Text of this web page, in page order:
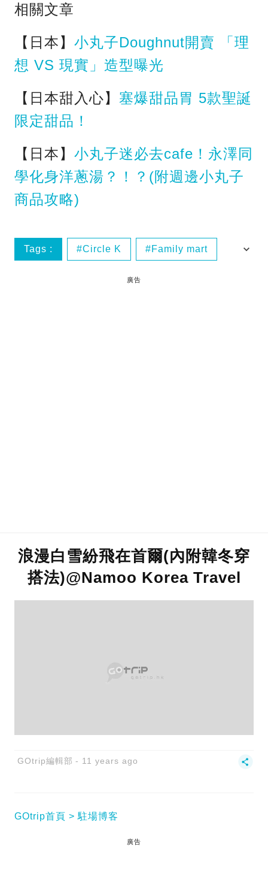
相關文章
【日本】 小丸子Doughnut開賣 「理
想 VS 現實」造型曝光
【日本甜入心】 塞爆甜品胃 5款聖誕
限定甜品！
【日本】 小丸子迷必去cafe！永澤同
學化身洋蔥湯？！？(附週邊小丸子
商品攻略)
Tags : Circle K Family mart
日本美食
廣告
浪漫白雪紛飛在首爾(內附韓冬穿
搭法)@Namoo Korea Travel
GOtrip編輯部 11 years ago
GOtrip首頁 駐場博客
廣告